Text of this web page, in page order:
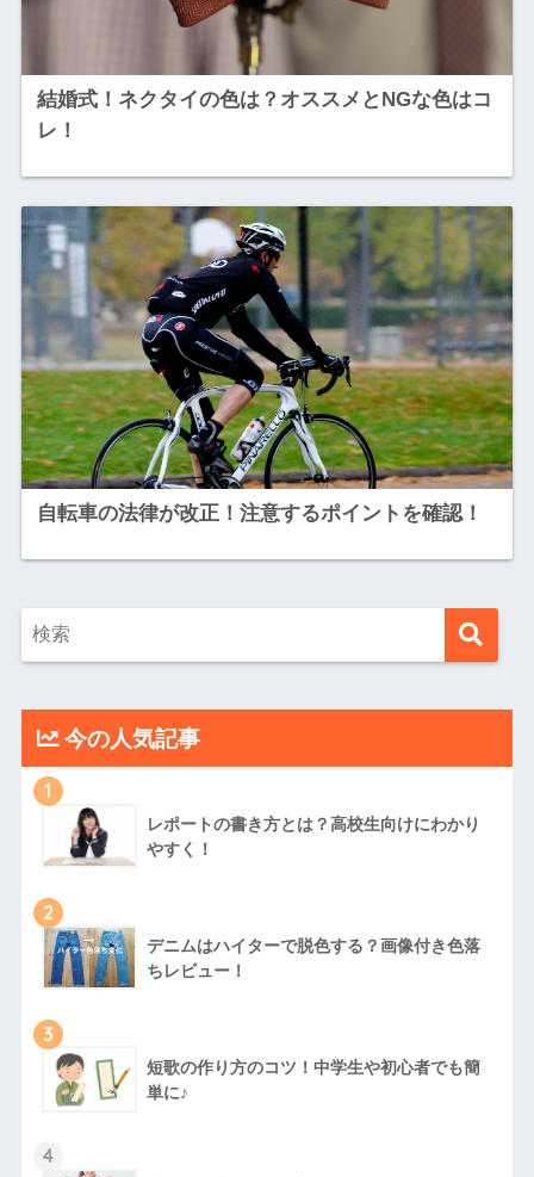
結婚式！ネクタイの色は？オススメとNGな色はコ
レ！
自転車の法律が改正！注意するポイントを確認！
今の人気記事
1
レポートの書き方とは？高校生向けにわかり
やすく！
2
デニムはハイターで脱色する？画像付き色落
ちレビュー！
3
短歌の作り方のコツ！中学生や初心者でも簡
単に♪
4